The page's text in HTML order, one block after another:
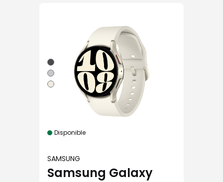
Disponible
SAMSUNG
Samsung Galaxy